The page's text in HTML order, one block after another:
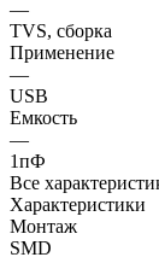
—
TVS, сборка
Применение
—
USB
Емкость
—
1пФ
Все
Характеристики
Монтаж
SMD